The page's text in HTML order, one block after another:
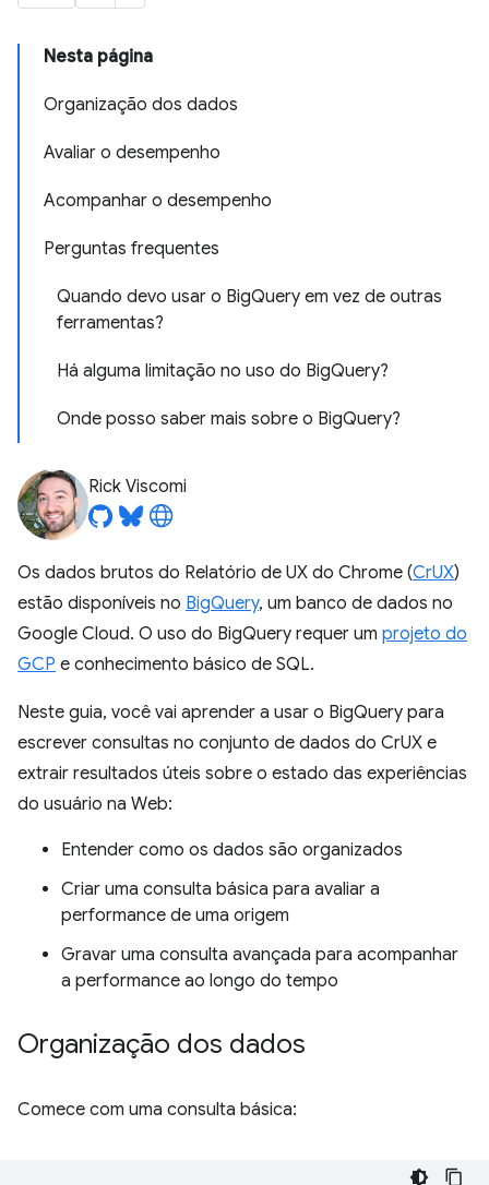
Nesta página
Organização dos dados
Avaliar o desempenho
Acompanhar o desempenho
Perguntas frequentes
Quando devo usar o BigQuery em vez de outras
ferramentas?
Há alguma limitação no uso do BigQuery?
Onde posso saber mais sobre o BigQuery?
Rick Viscomi
Os dados brutos do Relatório de UX do Chrome (CrUX)
estão disponíveis no BigQuery, um banco de dados no
Google Cloud. O uso do BigQuery requer um projeto do
GCP e conhecimento básico de SQL.
Neste guia, você vai aprender a usar o BigQuery para
escrever consultas no conjunto de dados do CrUX e
extrair resultados úteis sobre o estado das experiências
do usuário na Web:
Entender como os dados são organizados
Criar uma consulta básica para avaliar a
performance de uma origem
Gravar uma consulta avançada para acompanhar
a performance ao longo do tempo
Organização dos dados
Comece com uma consulta básica: